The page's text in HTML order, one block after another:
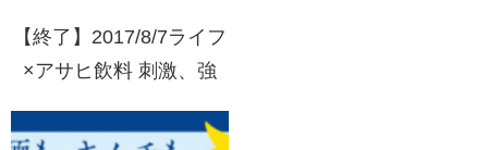
【終了】2017/8/7ライフ
×アサヒ飲料 刺激、強
ンペーン